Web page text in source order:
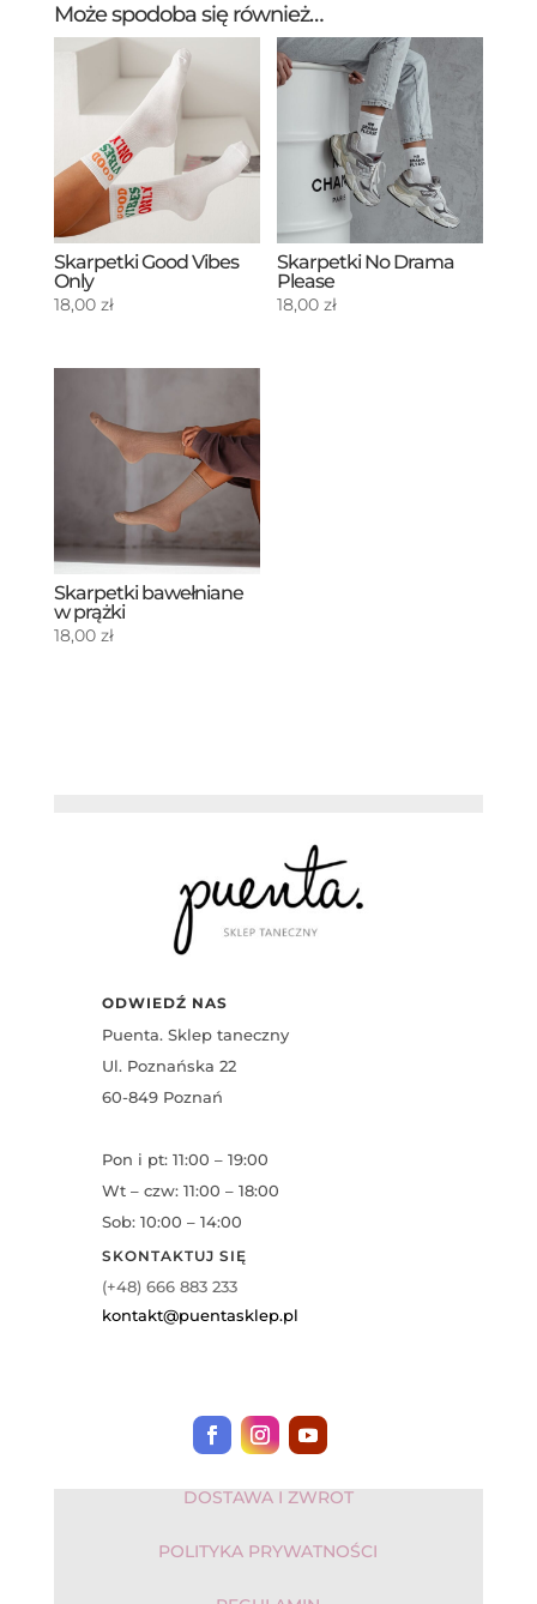
Może spodoba się również…
Skarpetki Good Vibes
Only
18,00 zł
Skarpetki No Drama
Please
18,00zł
Skarpetki bawełniane
w prążki
18,00 zł
ODWIEDŹ NAS
Puenta. Sklep taneczny
Ul. Poznańska 22
60-849 Poznań
Pon i pt: 11:00 – 19:00
Wt – czw: 11:00 – 18:00
Sob: 10:00 – 14:00
SKONTAKTUJ SIĘ
(+48) 666 883 233
kontakt@puentasklep.pl
DOSTAWA I ZWROT
POLITYKA PRYWATNOŚCI